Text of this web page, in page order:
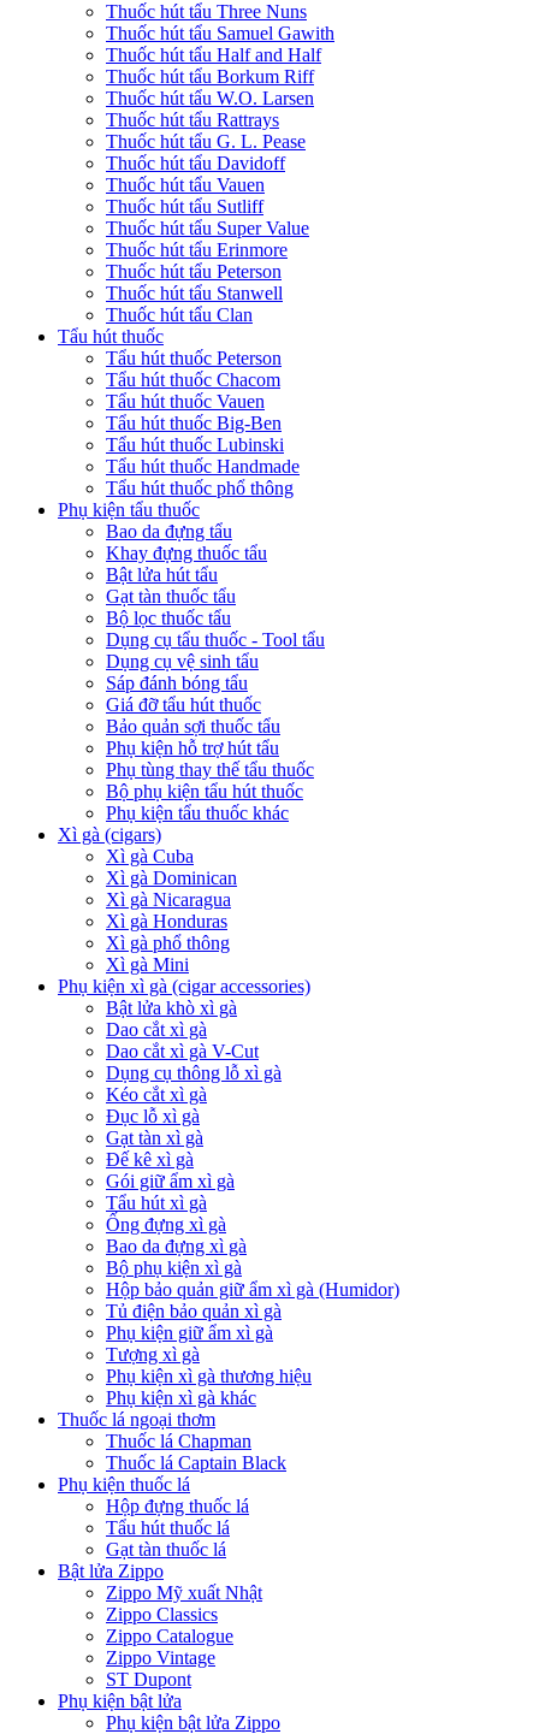
Thuốc hút tẩu Three Nuns
Thuốc hút tẩu Samuel Gawith
Thuốc hút tẩu Half and Half
Thuốc hút tẩu Borkum Riff
Thuốc hút tẩu W.O. Larsen
Thuốc hút tẩu Rattrays
Thuốc hút tẩu G. L. Pease
Thuốc hút tẩu Davidoff
Thuốc hút tẩu Vauen
Thuốc hút tẩu Sutliff
Thuốc hút tẩu Super Value
Thuốc hút tẩu Erinmore
Thuốc hút tẩu Peterson
Thuốc hút tẩu Stanwell
Thuốc hút tẩu Clan
Tẩu hút thuốc
Tẩu hút thuốc Peterson
Tẩu hút thuốc Chacom
Tẩu hút thuốc Vauen
Tẩu hút thuốc Big-Ben
Tẩu hút thuốc Lubinski
Tẩu hút thuốc Handmade
Tẩu hút thuốc phổ thông
Phụ kiện tẩu thuốc
Bao da đựng tẩu
Khay đựng thuốc tẩu
Bật lửa hút tẩu
Gạt tàn thuốc tẩu
Bộ lọc thuốc tẩu
Dụng cụ tẩu thuốc - Tool tẩu
Dụng cụ vệ sinh tẩu
Sáp đánh bóng tẩu
Giá đỡ tẩu hút thuốc
Bảo quản sợi thuốc tẩu
Phụ kiện hỗ trợ hút tẩu
Phụ tùng thay thế tẩu thuốc
Bộ phụ kiện tẩu hút thuốc
Phụ kiện tẩu thuốc khác
Xì gà (cigars)
Xì gà Cuba
Xì gà Dominican
Xì gà Nicaragua
Xì gà Honduras
Xì gà phổ thông
Xì gà Mini
Phụ kiện xì gà (cigar accessories)
Bật lửa khò xì gà
Dao cắt xì gà
Dao cắt xì gà V-Cut
Dụng cụ thông lỗ xì gà
Kéo cắt xì gà
Đục lỗ xì gà
Gạt tàn xì gà
Đế kê xì gà
Gói giữ ẩm xì gà
Tẩu hút xì gà
Ống đựng xì gà
Bao da đựng xì gà
Bộ phụ kiện xì gà
Hộp bảo quản giữ ẩm xì gà (Humidor)
Tủ điện bảo quản xì gà
Phụ kiện giữ ẩm xì gà
Tượng xì gà
Phụ kiện xì gà thương hiệu
Phụ kiện xì gà khác
Thuốc lá ngoại thơm
Thuốc lá Chapman
Thuốc lá Captain Black
Phụ kiện thuốc lá
Hộp đựng thuốc lá
Tẩu hút thuốc lá
Gạt tàn thuốc lá
Bật lửa Zippo
Zippo Mỹ xuất Nhật
Zippo Classics
Zippo Catalogue
Zippo Vintage
ST Dupont
Phụ kiện bật lửa
Phụ kiện bật lửa Zippo